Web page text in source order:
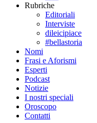
Rubriche
Editoriali
Interviste
dileicipiace
#bellastoria
Nomi
Frasi e Aforismi
Esperti
Podcast
Notizie
I nostri speciali
Oroscopo
Contatti